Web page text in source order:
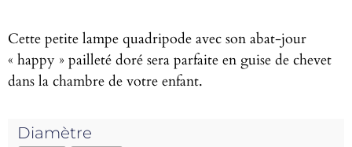
Cette petite lampe quadripode avec son abat-jour
« happy » pailleté doré sera parfaite en guise de chevet
dans la chambre de votre enfant.
Diamètre